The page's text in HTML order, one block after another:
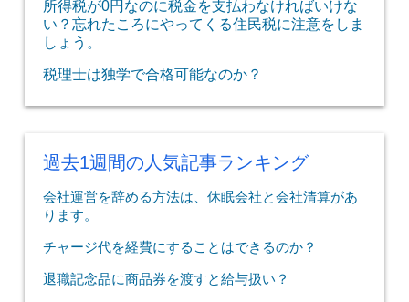
所得税が0円なのに税金を支払わなければいけな
い？忘れたころにやってくる住民税に注意をしま
しょう。
税理士は独学で合格可能なのか？
過去1週間の人気記事ランキング
会社運営を辞める方法は、休眠会社と会社清算があ
ります。
チャージ代を経費にすることはできるのか？
退職記念品に商品券を渡すと給与扱い？